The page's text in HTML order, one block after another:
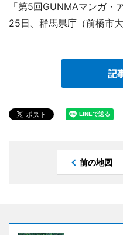
「第5回GUNMAマンガ・
25日、群馬県庁（前橋市
記
前の地図